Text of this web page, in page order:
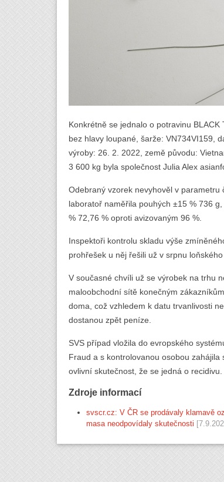
Konkrétně se jednalo o potravinu
bez hlavy loupané, šarže: VN734VI159,
výroby: 26. 2. 2022, země původu:
3 600 kg byla společnost Julia Alex
Odebraný vzorek nevyhověl v
laboratoř naměřila pouhých ±15 % 736
% 72,76 % oproti avizovaným 96 %.
Inspektoři kontrolu skladu výše
prohřešek u něj řešili už v srpnu loňského
V současné chvíli už se výrobek na trhu
maloobchodní sítě konečným
doma, což vzhledem k datu trvanlivosti
dostanou zpět peníze.
SVS případ vložila do evropského
Fraud a s kontrolovanou osobou
ovlivní skutečnost, že se jedná o recidivu.
Zdroje informací
svscr.cz: V ČR se prodávaly klamavě
masa neodpovídaly skutečnosti